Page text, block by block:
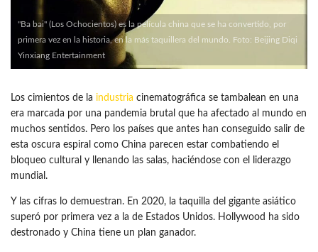
"Ba bai" (Los Ochocientos) es la película china que se ha convertido, por
primera vez en la historia, en la más taquillera del mundo. Foto: Beijing Diqi
Yinxiang Entertainment
Los cimientos de la industria cinematográfica se tambalean en una
era marcada por una pandemia brutal que ha afectado al mundo en
muchos sentidos. Pero los países que antes han conseguido salir de
esta oscura espiral como China parecen estar combatiendo el
bloqueo cultural y llenando las salas, haciéndose con el liderazgo
mundial.
Y las cifras lo demuestran. En 2020, la taquilla del gigante asiático
superó por primera vez a la de Estados Unidos. Hollywood ha sido
destronado y China tiene un plan ganador.